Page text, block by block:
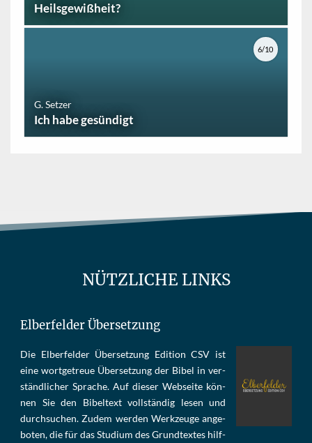
Heilsgewißheit?
G. Setzer
Ich habe gesündigt
6/10
NÜTZLICHE LINKS
Elberfelder Übersetzung
Die Elber­fel­der Über­set­zung Edi­tion CSV ist
eine wort­ge­treue Über­set­zung der Bi­bel in ver­
ständ­li­cher Spra­che. Auf die­ser Web­sei­te kön­
nen Sie den Bi­bel­text voll­stän­dig le­sen und
durch­su­chen. Zu­dem wer­den Werk­zeu­ge an­ge­
bo­ten, die für das Stu­di­um des Grund­tex­tes hilf­